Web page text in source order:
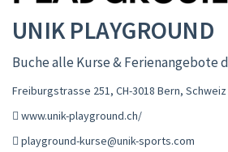
UNIK PLAYGROUND
Buche alle Kurse & Ferienangebote
Freiburgstrasse 251, CH-3018 Bern, Schweiz
www.unik-playground.ch/
playground-kurse@unik-sports.com